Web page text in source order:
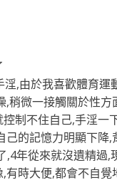
淫,由於我喜歡體育運
,稍微一接觸關於性方
制不住自己,手淫一
己的記憶力明顯下降,
,4年從來就沒遺精過,
有時大便,都會不自覺